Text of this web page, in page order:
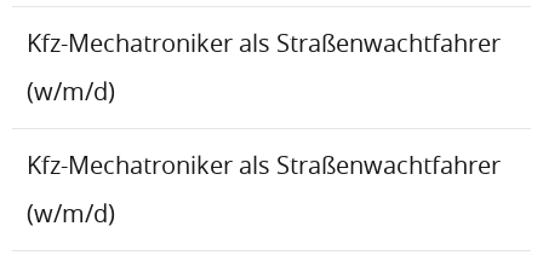
Kfz-Mechatroniker als Straßenwachtfahrer
(w/m/d)
Kfz-Mechatroniker als Straßenwachtfahrer
(w/m/d)